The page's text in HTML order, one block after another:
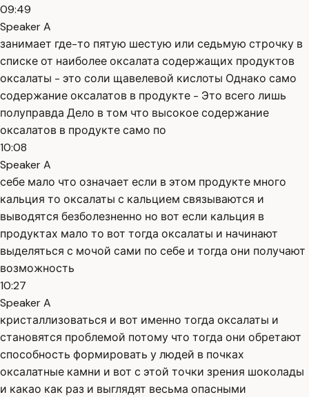
09:49
Speaker A
занимает где-то пятую шестую или седьмую строчку в
списке от наиболее оксалата содержащих продуктов
оксалаты - это соли щавелевой кислоты Однако само
содержание оксалатов в продукте - Это всего лишь
полуправда Дело в том что высокое содержание
оксалатов в продукте само по
10:08
Speaker A
себе мало что означает если в этом продукте много
кальция то оксалаты с кальцием связываются и
выводятся безболезненно но вот если кальция в
продуктах мало то вот тогда оксалаты и начинают
выделяться с мочой сами по себе и тогда они получают
возможность
10:27
Speaker A
кристаллизоваться и вот именно тогда оксалаты и
становятся проблемой потому что тогда они обретают
способность формировать у людей в почках
оксалатные камни и вот с этой точки зрения шоколады
и какао как раз и выглядят весьма опасными